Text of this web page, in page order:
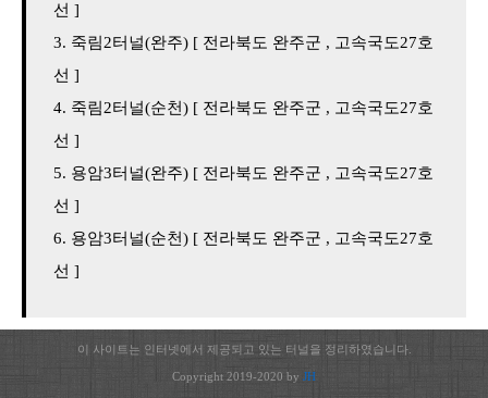
선 ]
죽림2터널(완주) [ 전라북도 완주군 , 고속국도27호
선 ]
죽림2터널(순천) [ 전라북도 완주군 , 고속국도27호
선 ]
용암3터널(완주) [ 전라북도 완주군 , 고속국도27호
선 ]
용암3터널(순천) [ 전라북도 완주군 , 고속국도27호
선 ]
이 사이트는 인터넷에서 제공되고 있는 터널을 정리하였습니다.
Copyright 2019-2020 by JH